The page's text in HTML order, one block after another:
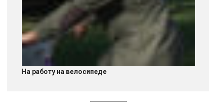
На работу на велосипеде